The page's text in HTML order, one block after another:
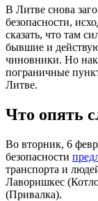
В Литве снова
безопасности,
сказать, что там
бывшие и
чиновники. Но
пограничные
Литве.
Что опять
Во вторник, 6
безопасности
транспорта и
Лаворишкес
(Привалка).